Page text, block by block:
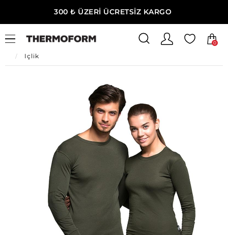
300 ₺ ÜZERİ ÜCRETSİZ KARGO
0
Ana Sayfa
Erkek Termal İçlik & Tayt
İçlik